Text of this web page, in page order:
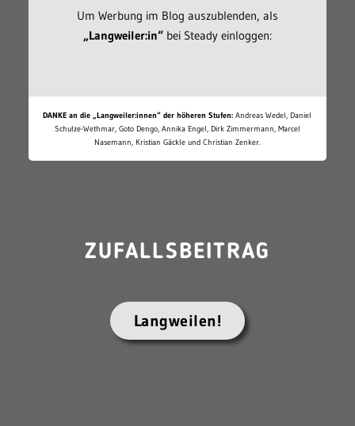
Um Werbung im Blog auszublenden, als
„Langweiler:in“bei Steady einloggen:
DANKE an die „Langweiler:innen“ der höheren Stufen: Andreas Wedel, Daniel
Schulze-Wethmar, Goto Dengo, Annika Engel, Dirk Zimmermann, Marcel
Nasemann, Kristian Gäckle und Christian Zenker.
ZUFALLSBEITRAG
Langweilen!